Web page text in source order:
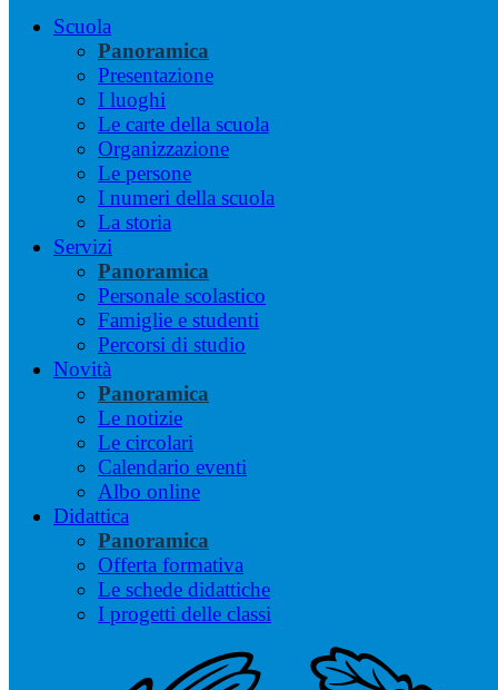
Scuola
Panoramica
Presentazione
I luoghi
Le carte della scuola
Organizzazione
Le persone
I numeri della scuola
La storia
Servizi
Panoramica
Personale scolastico
Famiglie e studenti
Percorsi di studio
Novità
Panoramica
Le notizie
Le circolari
Calendario eventi
Albo online
Didattica
Panoramica
Offerta formativa
Le schede didattiche
I progetti delle classi